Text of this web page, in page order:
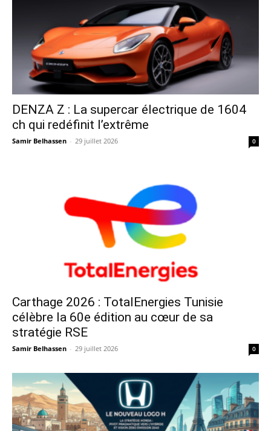
DENZA Z : La supercar électrique de 1604
ch qui redéfinit l’extrême
Samir Belhassen - 29 juillet 2026 0
Carthage 2026 : TotalEnergies Tunisie
célèbre la 60e édition au cœur de sa
stratégie RSE
Samir Belhassen - 29 juillet 2026 0